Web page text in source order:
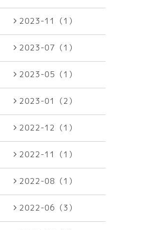
2023-11（1）
2023-07（1）
2023-05（1）
2023-01（2）
2022-12（1）
2022-11（1）
2022-08（1）
2022-06（3）